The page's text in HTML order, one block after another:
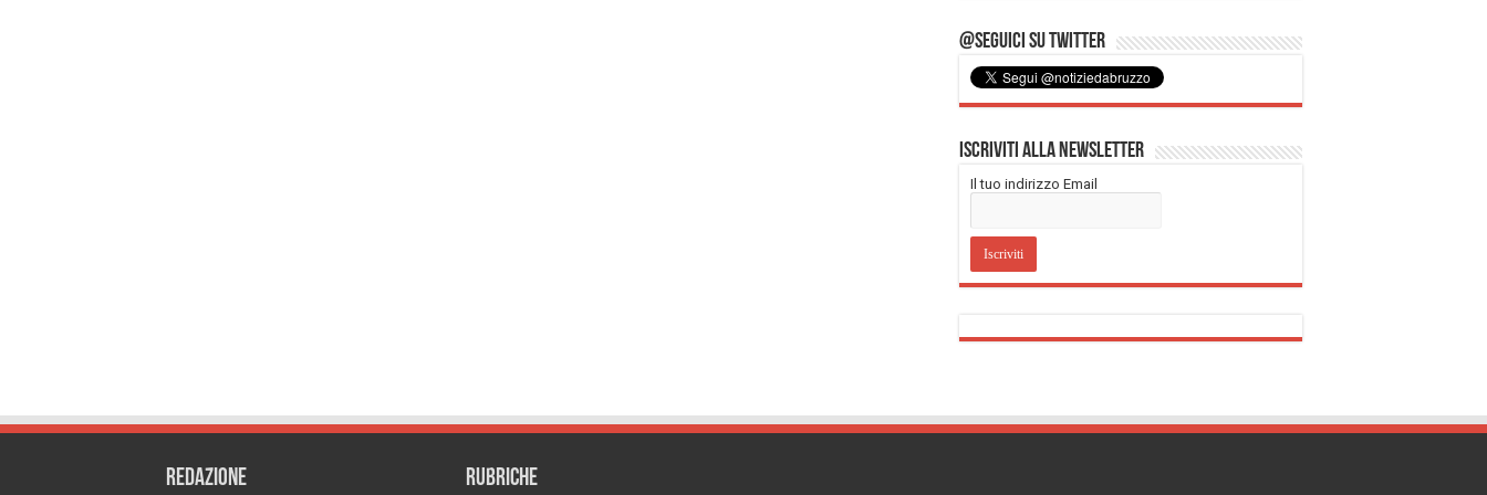
@Seguici su Twitter
Iscriviti alla Newsletter
Il tuo indirizzo Email
REDAZIONE RUBRICHE